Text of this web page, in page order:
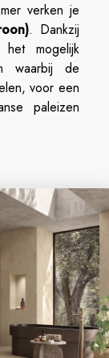
verken je
. Dankzij
mogelijk
waarbij de
voor een
paleizen